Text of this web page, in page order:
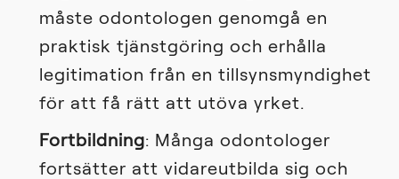
måste odontologen genomgå en
praktisk tjänstgöring och erhålla
legitimation från en tillsynsmyndighet
för att få rätt att utöva yrket.
Fortbildning: Många odontologer
fortsätter att vidareutbilda sig och